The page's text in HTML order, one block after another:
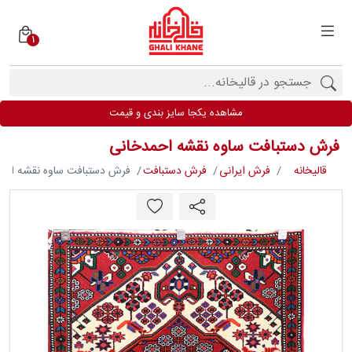
دسته
بندی
فرش
برندها
1
مشاهده یکجا سایز بندی و قیمت
فرش دستبافت ساوه نقشه احمدخانی
قالیخانه فرش ایرانی فرش دستبافت فرش دستبافت ساوه نقشه